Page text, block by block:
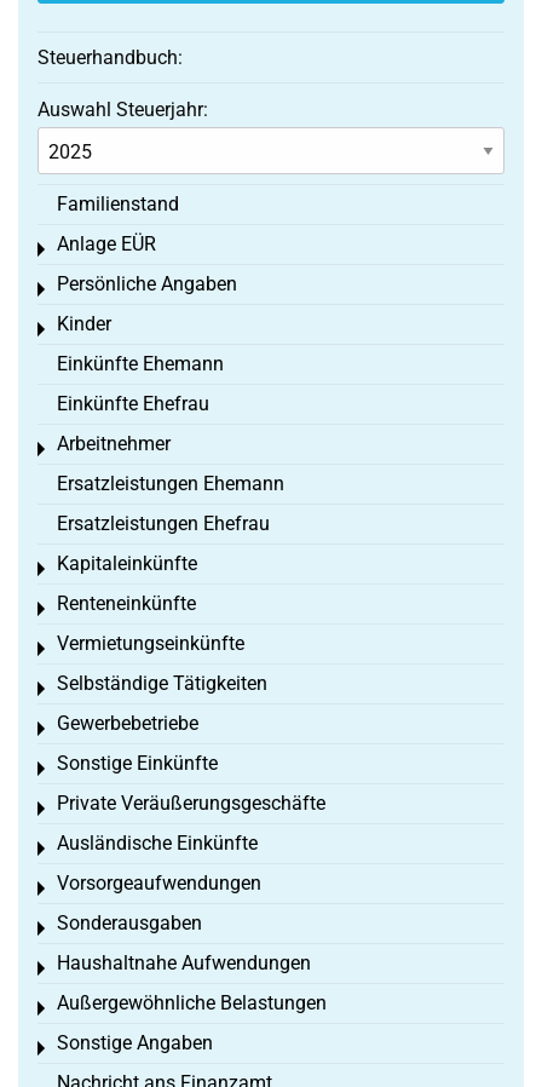
Steuerhandbuch:
Auswahl Steuerjahr:
Familienstand
Anlage EÜR
Toggle menu
Persönliche Angaben
Toggle menu
Kinder
Toggle menu
Einkünfte Ehemann
Einkünfte Ehefrau
Arbeitnehmer
Toggle menu
Ersatzleistungen Ehemann
Ersatzleistungen Ehefrau
Kapitaleinkünfte
Toggle menu
Renteneinkünfte
Toggle menu
Vermietungseinkünfte
Toggle menu
Selbständige Tätigkeiten
Toggle menu
Gewerbebetriebe
Toggle menu
Sonstige Einkünfte
Toggle menu
Private Veräußerungsgeschäfte
Toggle menu
Ausländische Einkünfte
Toggle menu
Vorsorgeaufwendungen
Toggle menu
Sonderausgaben
Toggle menu
Haushaltnahe Aufwendungen
Toggle menu
Außergewöhnliche Belastungen
Toggle menu
Sonstige Angaben
Toggle menu